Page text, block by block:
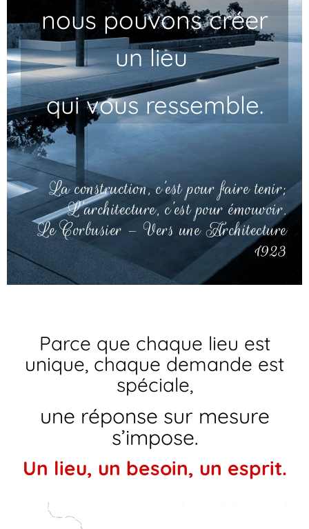
nous pouvons créer
un lieu
qui vous ressemble.
La construction, c’est pour faire tenir;
L’architecture, c’est pour émouvoir.
Le Corbusier – Vers une Architecture
1923
Parce que chaque lieu est
unique, chaque demande est
spéciale,
une réponse sur mesure
s’impose.
Un lieu, un besoin, un esprit.